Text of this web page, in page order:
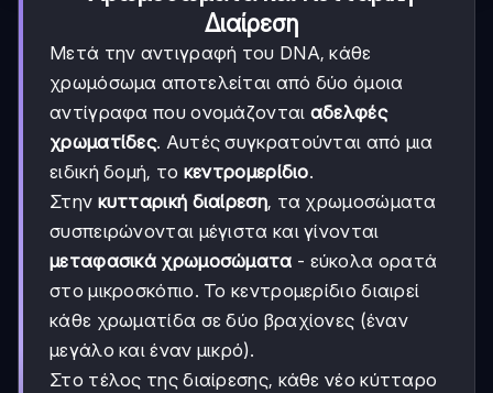
Διαίρεση
Μετά την αντιγραφή του DNA, κάθε
χρωμόσωμα αποτελείται από δύο όμοια
αντίγραφα που ονομάζονται αδελφές
χρωματίδες. Αυτές συγκρατούνται από μια
ειδική δομή, το κεντρομερίδιο.
Στην κυτταρική διαίρεση, τα χρωμοσώματα
συσπειρώνονται μέγιστα και γίνονται
μεταφασικά χρωμοσώματα - εύκολα ορατά
στο μικροσκόπιο. Το κεντρομερίδιο διαιρεί
κάθε χρωματίδα σε δύο βραχίονες (έναν
μεγάλο και έναν μικρό).
Στο τέλος της διαίρεσης, κάθε νέο κύτταρο